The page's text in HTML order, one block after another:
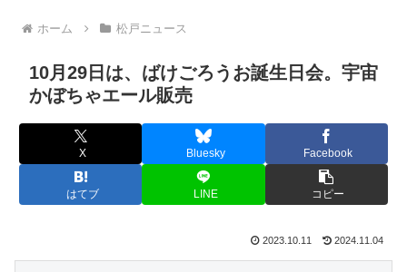
ホーム 松戸ニュース
10月29日は、ばけごろうお誕生日会。宇宙
かぼちゃエール販売
X Bluesky Facebook
はてブ LINE コピー
2023.10.11 2024.11.04